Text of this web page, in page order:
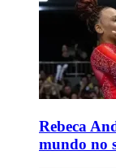
Rebeca
mundo no